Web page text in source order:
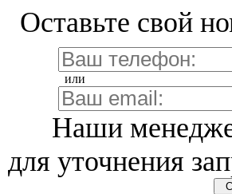
Оставьте свой
или
Наши
для уточнения